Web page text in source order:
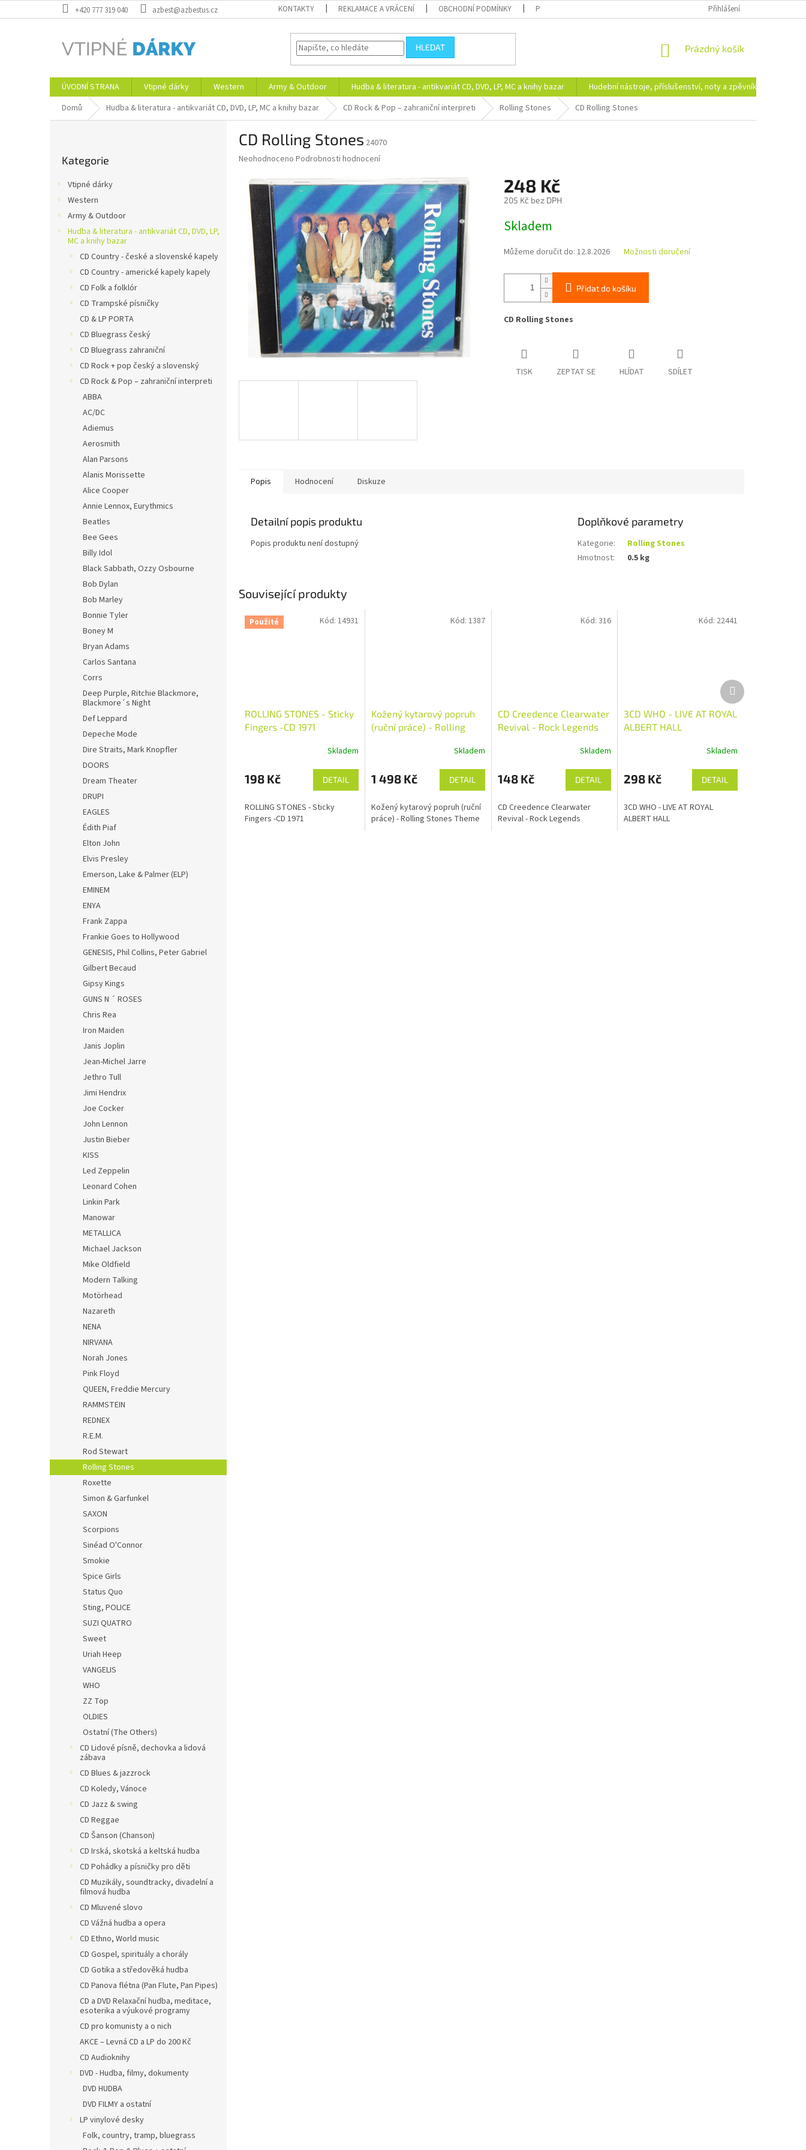
na
+420 777 319 040 azbest@azbestus.cz KONTAKTY REKLAMACE A VRÁCENÍ OBCHODNÍ PODMÍNKY PODMÍNKY OCHRANY OSOBNÍCH ÚDAJŮ DOPRAVA A PLATBA
Přihlášení
HLEDAT
NÁKUPNÍ
Prázdný košík
ÚVODNÍ STRANA Vtipné dárky Western Army & Outdoor Hudba & literatura - antikvariát CD, DVD, LP, MC a knihy bazar Hudební nástroje, příslušenství, noty a zpěvníky
Domů
Hudba & literatura - antikvariát CD, DVD, LP, MC a knihy bazar CD Rock & Pop – zahraniční interpreti Rolling Stones CD Rolling Stones
kategorie
Kategorie
Vtipné dárky
Western
Army & Outdoor
Hudba & literatura - antikvariát CD, DVD, LP,
MC a knihy bazar
CD Country - české a slovenské kapely
CD Country - americké kapely kapely
CD Folk a folklór
CD Trampské písničky
CD & LP PORTA
CD Bluegrass český
CD Bluegrass zahraniční
CD Rock + pop český a slovenský
CD Rock & Pop – zahraniční interpreti
ABBA
AC/DC
Adiemus
Aerosmith
Alan Parsons
Alanis Morissette
Alice Cooper
Annie Lennox, Eurythmics
Beatles
Bee Gees
Billy Idol
Black Sabbath, Ozzy Osbourne
Bob Dylan
Bob Marley
Bonnie Tyler
Boney M
Bryan Adams
Carlos Santana
Corrs
Deep Purple, Ritchie Blackmore,
Blackmore´s Night
Def Leppard
Depeche Mode
Dire Straits, Mark Knopfler
DOORS
Dream Theater
DRUPI
EAGLES
Édith Piaf
Elton John
Elvis Presley
Emerson, Lake & Palmer (ELP)
EMINEM
ENYA
Frank Zappa
Frankie Goes to Hollywood
GENESIS, Phil Collins, Peter Gabriel
Gilbert Becaud
Gipsy Kings
GUNS N ´ ROSES
Chris Rea
Iron Maiden
Janis Joplin
Jean-Michel Jarre
Jethro Tull
Jimi Hendrix
Joe Cocker
John Lennon
Justin Bieber
KISS
Led Zeppelin
Leonard Cohen
Linkin Park
Manowar
METALLICA
Michael Jackson
Mike Oldfield
Modern Talking
Motörhead
Nazareth
NENA
NIRVANA
Norah Jones
Pink Floyd
QUEEN, Freddie Mercury
RAMMSTEIN
REDNEX
R.E.M.
Rod Stewart
Rolling Stones
Roxette
Simon & Garfunkel
SAXON
Scorpions
Sinéad O'Connor
Smokie
Spice Girls
Status Quo
Sting, POLICE
SUZI QUATRO
Sweet
Uriah Heep
VANGELIS
WHO
ZZ Top
OLDIES
Ostatní (The Others)
CD Lidové písně, dechovka a lidová
zábava
CD Blues & jazzrock
CD Koledy, Vánoce
CD Jazz & swing
CD Reggae
CD Šanson (Chanson)
CD Irská, skotská a keltská hudba
CD Pohádky a písničky pro děti
CD Muzikály, soundtracky, divadelní a
filmová hudba
CD Mluvené slovo
CD Vážná hudba a opera
CD Ethno, World music
CD Gospel, spirituály a chorály
CD Gotika a středověká hudba
CD Panova flétna (Pan Flute, Pan Pipes)
CD a DVD Relaxační hudba, meditace,
esoterika a výukové programy
CD pro komunisty a o nich
AKCE – Levná CD a LP do 200 Kč
CD Audioknihy
DVD - Hudba, filmy, dokumenty
DVD HUDBA
DVD FILMY a ostatní
LP vinylové desky
Folk, country, tramp, bluegrass
CD Rolling Stones 24070
Průměrné
produktu
hvězdiček.
Neohodnoceno Podrobnosti hodnocení
248 Kč
205 Kč bez DPH
cena:
Skladem
Můžeme doručit do: 12.8.2026 Možnosti doručení
Přidat do košíku
CD Rolling Stones
TISK ZEPTAT SE HLÍDAT SDÍLET
Popis Hodnocení Diskuze
Detailní popis produktu
Popis produktu není dostupný
Doplňkové parametry
Kategorie:
Rolling Stones
Hmotnost: 0.5 kg
Související produkty
Použité
ROLLING STONES - Sticky
Fingers -CD 1971
Skladem
198 Kč DETAIL
ROLLING STONES - Sticky
Fingers -CD 1971
Kód: 14931
Kožený kytarový popruh
(ruční práce) - Rolling
Skladem
1 498 Kč DETAIL
Kožený kytarový popruh (ruční
práce) - Rolling Stones Theme
Kód: 1387
CD Creedence Clearwater
Revival - Rock Legends
Skladem
148 Kč DETAIL
CD Creedence Clearwater
Revival - Rock Legends
Kód:316
3CD WHO - LIVE AT ROYAL
ALBERT HALL
Skladem
298 Kč DETAIL
3CD WHO - LIVE AT ROYAL
ALBERT HALL
Kód: 22441
Další
produkt